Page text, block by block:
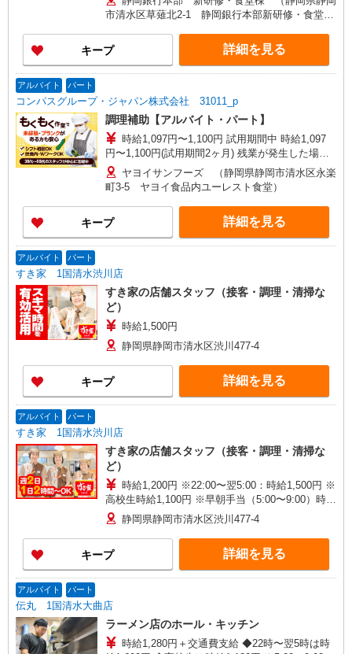
市清水区草薙北2-1 静岡銀行本部新研修・食堂棟
キープ 詳細を見る
アルバイト パート
コンパスグループ・ジャパン株式会社 31011_p
調理補助【アルバイト・パート】
時給1,097円〜1,100円 試用期間中 時給1,097
円〜1,100円(試用期間2ヶ月) 残業が発生した場
合、残業代を1分単位で別途支給します。
ヤヨイサンフーズ （静岡県静岡市清水区永楽
町3-5 ヤヨイ食品内ユーレスト食堂）
キープ 詳細を見る
アルバイト パート
すき家 1国清水渋川店
すき家の店舗スタッフ（接客・調理・清掃な
ど）
時給1,500円
静岡県静岡市清水区渋川477-4
キープ 詳細を見る
アルバイト パート
すき家 1国清水渋川店
すき家の店舗スタッフ（接客・調理・清掃な
ど）
時給1,200円 ※22:00〜翌5:00：時給1,500円 ※
高校生時給1,100円 ※早朝手当（5:00〜9:00）時給
＋150円
静岡県静岡市清水区渋川477-4
キープ 詳細を見る
アルバイト パート
伝丸 1国清水大曲店
ラーメン店のホール・キッチン
時給1,280円＋交通費支給 ◆22時〜翌5時は時